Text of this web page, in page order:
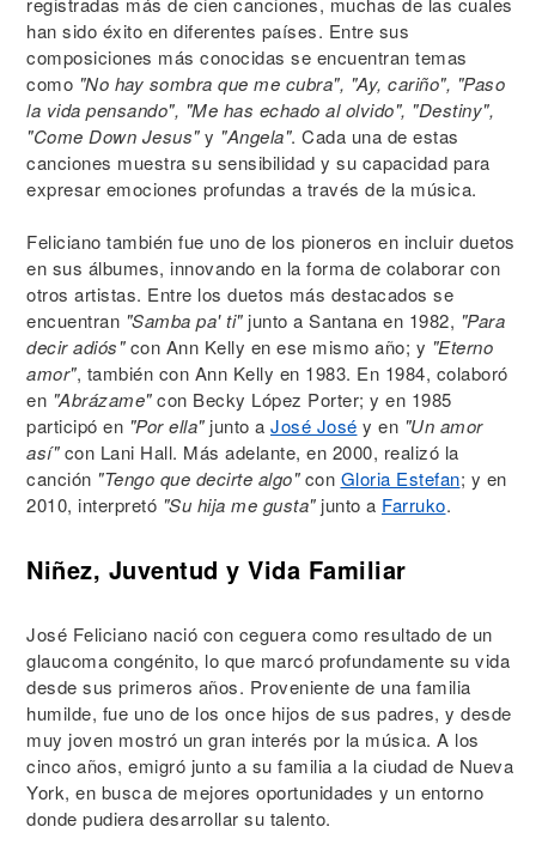
han sido éxito en diferentes países. Entre sus
composiciones más conocidas se encuentran temas
como "No hay sombra que me cubra", "Ay, cariño", "Paso
la vida pensando", "Me has echado al olvido", "Destiny",
"Come Down Jesus"y "Angela". Cada una de estas
canciones muestra su sensibilidad y su capacidad para
expresar emociones profundas a través de la música.
Feliciano también fue uno de los pioneros en incluir duetos
en sus álbumes, innovando en la forma de colaborar con
otros artistas. Entre los duetos más destacados se
encuentran "Samba pa' ti"junto a Santana en 1982, "Para
decir adiós"con Ann Kelly en ese mismo año; y "Eterno
amor", también con Ann Kelly en 1983. En 1984, colaboró
en "Abrázame"con Becky López Porter; y en 1985
participó en "Por ella"junto a José José y en "Un amor
así"con Lani Hall. Más adelante, en 2000, realizó la
canción "Tengo que decirte algo"con Gloria Estefan; y en
2010, interpretó "Su hija me gusta"junto a Farruko.
Niñez, Juventud y Vida Familiar
José Feliciano nació con ceguera como resultado de un
glaucoma congénito, lo que marcó profundamente su vida
desde sus primeros años. Proveniente de una familia
humilde, fue uno de los once hijos de sus padres, y desde
muy joven mostró un gran interés por la música. A los
cinco años, emigró junto a su familia a la ciudad de Nueva
York, en busca de mejores oportunidades y un entorno
donde pudiera desarrollar su talento.